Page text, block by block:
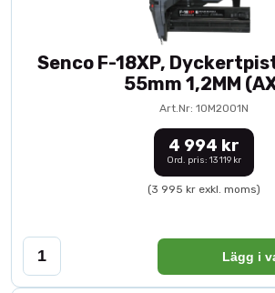
Senco F-18XP,
55mm 1,2MM
Art.Nr: 10M2001N
4 994 kr
Ord. pris: 13 119 kr
(3 995 kr exkl. moms)
Lägg i